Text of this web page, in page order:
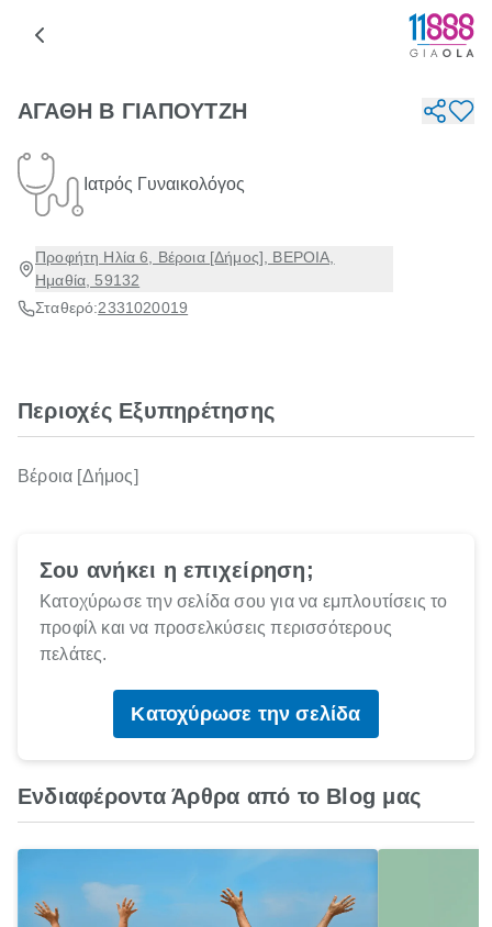
ΑΓΑΘΗ Β ΓΙΑΠΟΥΤΖΗ
Ιατρός Γυναικολόγος
Προφήτη Ηλία 6, Βέροια [Δήμος], ΒΕΡΟΙΑ,
Ημαθία, 59132
Σταθερό:2331020019
Περιοχές Εξυπηρέτησης
Βέροια [Δήμος]
Σου ανήκει η επιχείρηση;
Κατοχύρωσε την σελίδα σου για να εμπλουτίσεις το
προφίλ και να προσελκύσεις περισσότερους
πελάτες.
Κατοχύρωσε την σελίδα
Ενδιαφέροντα Άρθρα από το Blog μας